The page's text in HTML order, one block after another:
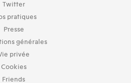
Twitter
pratiques
Presse
générales
privée
Cookies
Friends